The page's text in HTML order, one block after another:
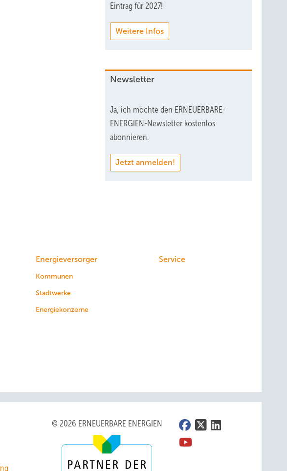
Eintrag für 2027!
Weitere Infos
Newsletter
Ja, ich möchte den ERNEUERBARE-
ENERGIEN-Newsletter kostenlos
abonnieren.
Jetzt anmelden!
Energieversorger
Kommunen
Stadtwerke
Energiekonzerne
Service
© 2026 ERNEUERBARE ENERGIEN